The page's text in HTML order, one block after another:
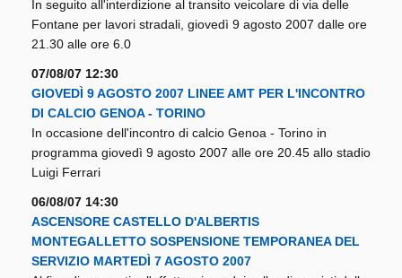
In seguito all'interdizione al transito veicolare di via delle
Fontane per lavori stradali, giovedì 9 agosto 2007 dalle ore
21.30 alle ore 6.0
07/08/07 12:30
GIOVEDÌ 9 AGOSTO 2007 LINEE AMT PER L'INCONTRO
DI CALCIO GENOA - TORINO
In occasione dell'incontro di calcio Genoa - Torino in
programma giovedì 9 agosto 2007 alle ore 20.45 allo stadio
Luigi Ferrari
06/08/07 14:30
ASCENSORE CASTELLO D'ALBERTIS
MONTEGALLETTO SOSPENSIONE TEMPORANEA DEL
SERVIZIO MARTEDÌ 7 AGOSTO 2007